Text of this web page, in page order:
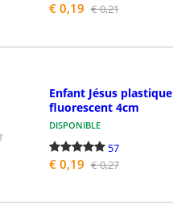
€ 0,19 € 0,21
Enfant Jésus plastique
fluorescent 4cm
DISPONIBLE
57
€ 0,19 € 0,27